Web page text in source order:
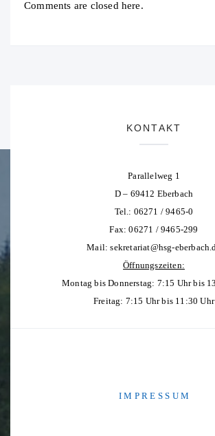
Comments are closed here.
KONTAKT
Parallelweg 1
D – 69412 Eberbach
Tel.: 06271 / 9465-0
Fax: 06271 / 9465-299
Mail:sekretariat@hsg-
Öffnungszeiten:
Montag bis Donnerstag: 7:15 Uhr bis
Freitag: 7:15 Uhr bis 11:30 Uhr
I M P R E S S U M